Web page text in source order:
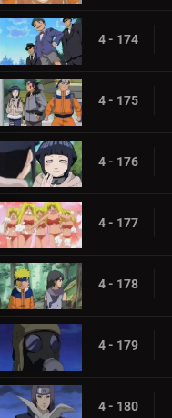
4 - 174
4 - 175
4 - 176
4 - 177
4 - 178
4 - 179
4 - 180